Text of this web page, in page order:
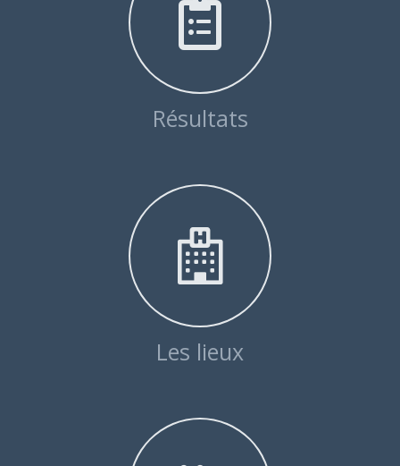
Résultats
Les lieux